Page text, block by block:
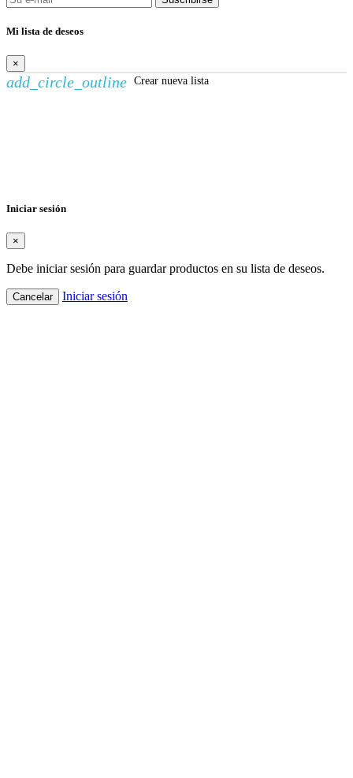
Mi lista de deseos
×
add_circle_outline Crear nueva lista
Iniciar sesión
×
Debe iniciar sesión para guardar productos en su lista de deseos.
Cancelar Iniciar sesión